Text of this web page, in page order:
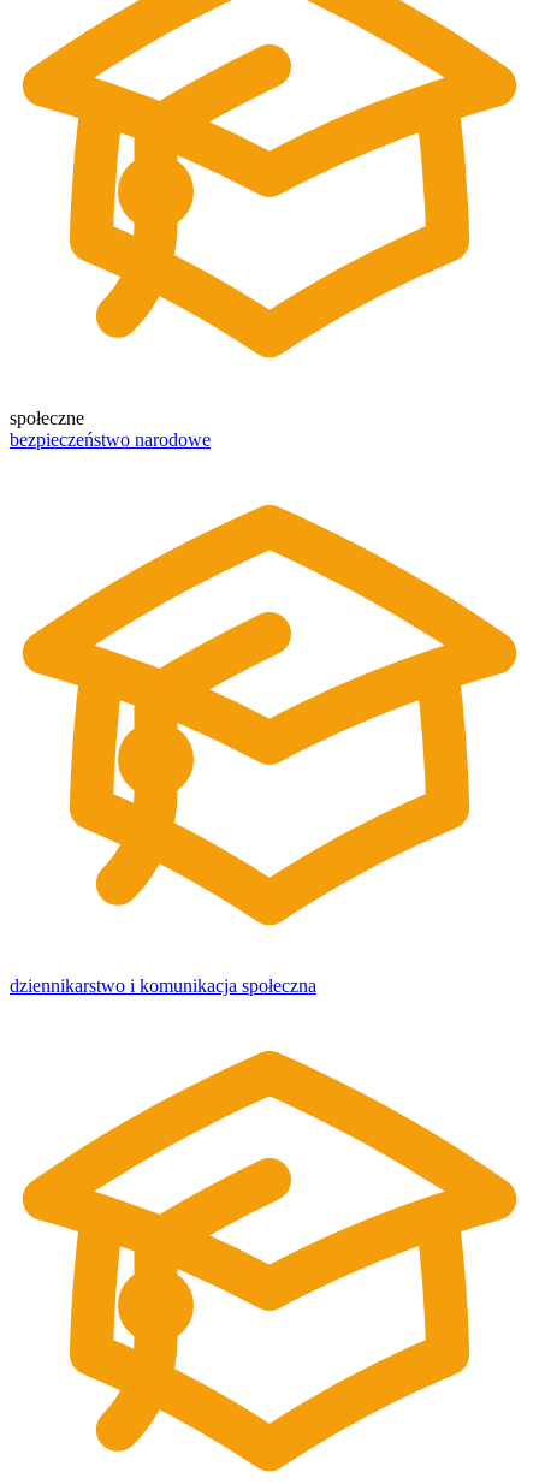
społeczne
bezpieczeństwo narodowe
dziennikarstwo i komunikacja społeczna